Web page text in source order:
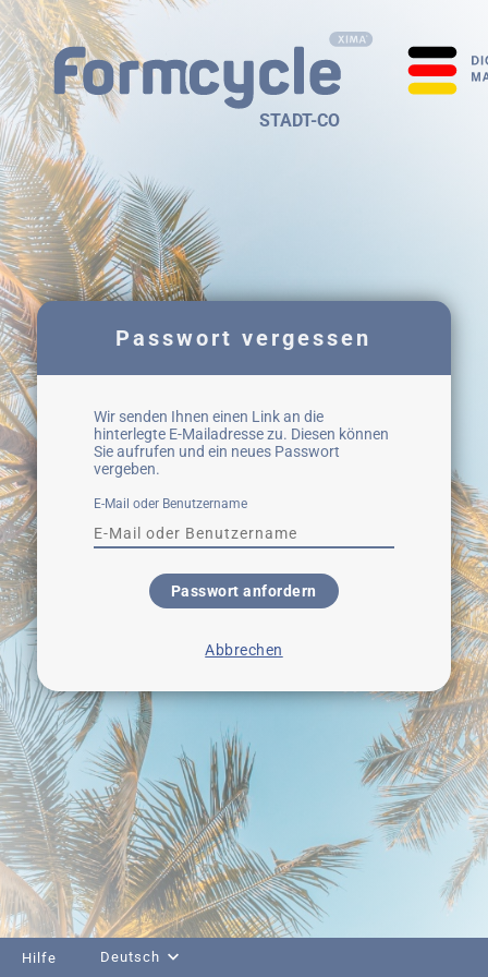
STADT-CO
Passwort vergessen
Wir senden Ihnen einen Link an die
hinterlegte E-Mailadresse zu. Diesen können
Sie aufrufen und ein neues Passwort
vergeben.
E-Mail oder Benutzername
Passwort anfordern
Abbrechen
Hilfe Deutsch